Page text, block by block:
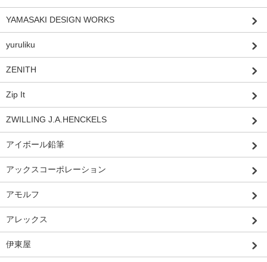
YAMASAKI DESIGN WORKS
yuruliku
ZENITH
Zip It
ZWILLING J.A.HENCKELS
アイボール鉛筆
アックスコーポレーション
アモルフ
アレックス
伊東屋